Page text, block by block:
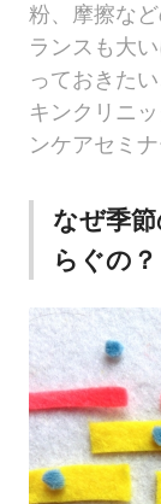
粉、摩擦な
ランスも大
っておきた
キンクリニ
ンケアセミ
なぜ季
らぐの？